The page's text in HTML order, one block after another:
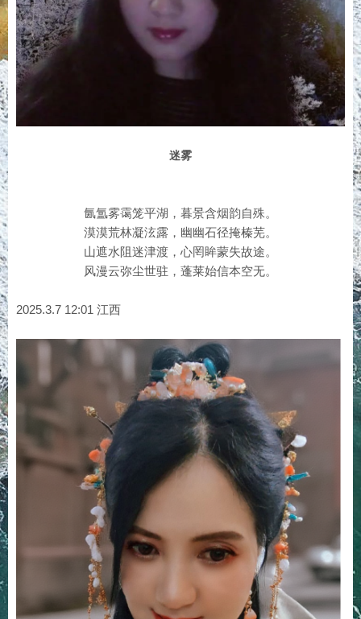
迷雾
氤氲雾霭笼平湖，暮景含烟韵自殊。
漠漠荒林凝泫露，幽幽石径掩榛芜。
山遮水阻迷津渡，心罔眸蒙失故途。
风漫云弥尘世驻，蓬莱始信本空无。
2025.3.7 12:01 江西